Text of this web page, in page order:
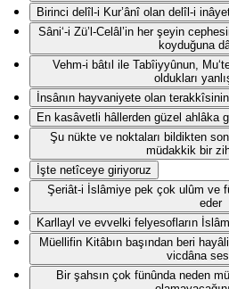
Birinci delîl-i Kur’ânî olan delîl-i
Sâni‘-i Zü’l-Celâl’in her şeyin
koyduğuna
Vehm-i bâtıl ile Tabîiyyûnun,
oldukları
İnsânın hayvaniyete olan
En kasâvetli hâllerden güzel ahlâka
Şu nükte ve noktaları bildikten
müdakkik bir
İşte netîceye giriyoruz
Şeriât-i İslâmiye pek çok ulûm ve
eder
Karllayl ve evvelki felyesofların
Müellifin Kitâbın başından beri
vicdâna
Bir şahsın çok fünûnda neden